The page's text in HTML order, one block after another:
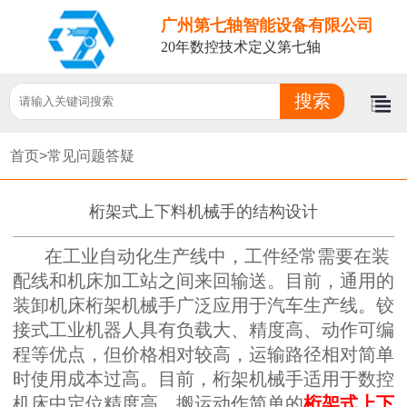
广州第七轴智能设备有限公司
20年数控技术定义第七轴
首页>常见问题答疑
桁架式上下料机械手的结构设计
在工业自动化生产线中，工件经常需要在装
配线和机床加工站之间来回输送。目前，通用的
装卸机床桁架机械手广泛应用于汽车生产线。铰
接式工业机器人具有负载大、精度高、动作可编
程等优点，但价格相对较高，运输路径相对简单
时使用成本过高。目前，桁架机械手适用于数控